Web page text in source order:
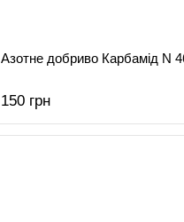
Азотне добриво Карбамід N
150 грн